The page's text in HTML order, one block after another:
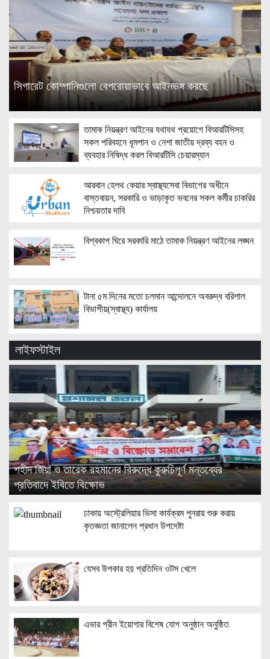
সিগারেট কোম্পানিগুলো বেপরোয়াভাবে আইনভঙ্গ করছে
তামাক নিয়ন্ত্রণ আইনের যথাযথ প্রয়োগে বিআরটিসিসহ
সকল পরিবহনে ধূমপান ও নেশা জাতীয় দ্রব্য বহন ও
ব্যবহার নিষিদ্ধ করল বিআরটিসি চেয়ারম্যান
আরবান হেলথ কেয়ার স্বাস্থ্যসেবা বিভাগের অধীনে
বাস্তবায়ন, সরকারি ও ভাড়াকৃত ভবনের সকল কর্মীর চাকরির
নিশ্চয়তার দাবি
বিশ্বকাপ ঘিরে সরকারি মাঠে তামাক নিয়ন্ত্রণ আইনের লঙ্ঘন
টানা ৫ম দিনের মতো চলমান আন্দোলনে অবরুদ্ধ বরিশাল
বিভাগীয়(স্বাস্থ্য) কার্যালয়
লাইফস্টাইল
শহীদ জিয়া ও তারেক রহমানের বিরুদ্ধে কুরুচিপূর্ণ মন্তব্যের
প্রতিবাদে ইবিতে বিক্ষোভ
ঢাকায় অস্ট্রেলিয়ার ভিসা কার্যক্রম পুনরায় শুরু করায়
কৃতজ্ঞতা জানালেন প্রধান উপদেষ্টা
যেসব উপকার হয় প্রতিদিন ওটস খেলে
এভার গ্রীন ইয়োগার বিশেষ যোগ অনুষ্ঠান অনুষ্ঠিত